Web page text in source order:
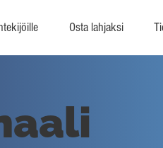
Osta lahjaksi